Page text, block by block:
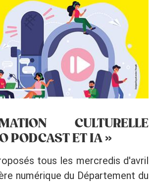
CULTURELLE
PODCAST ET IA »
tous les mercredis d'avril
numérique du Département du